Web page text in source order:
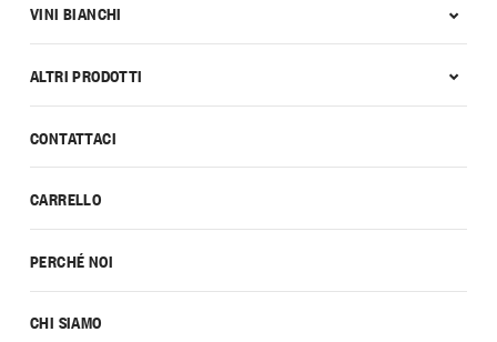
CONTATTACI
CARRELLO
PERCHÉ NOI
CHI SIAMO
VINI BIANCHI
ALTRI PRODOTTI